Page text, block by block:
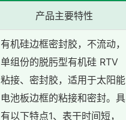
产品主要特性
有机硅边框密封胶，不流动，
单组份的脱肟型有机硅 RTV
粘接、密封胶，适用于太阳能
电池板边框的粘接和密封。具
有以下特点1、表干时间短，